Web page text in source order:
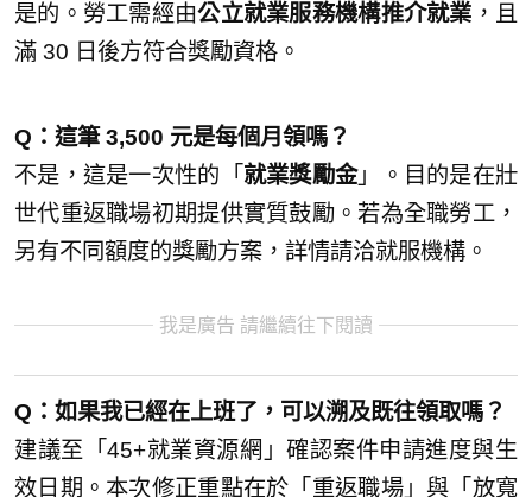
是的。勞工需經由公立就業服務機構推介就業 ，且
滿 30 日後方符合獎勵資格。
Q：這筆 3,500 元是每個月領嗎？
不是，這是一次性的「 就業獎勵金」。目的是在壯
世代重返職場初期提供實質鼓勵。若為全職勞工，
另有不同額度的獎勵方案，詳情請洽就服機構。
我是廣告 請繼續往下閱讀
Q：如果我已經在上班了，可以溯及既往領取嗎？
建議至「45+就業資源網」確認案件申請進度與生
效日期。本次修正重點在於「重返職場」與「放寬